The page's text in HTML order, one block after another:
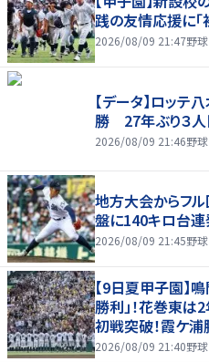
践の友情応援に「
2026/08/09 21:47野球
【データ】ロッ
勝 27年ぶり３人
2026/08/09 21:46野球
地方大会からフ
盤に140キロ台
2026/08/09 21:45野球
【9日夏甲子園】
勝利」！花巻東
初戦突破！霞ケ浦
2026/08/09 21:40野球